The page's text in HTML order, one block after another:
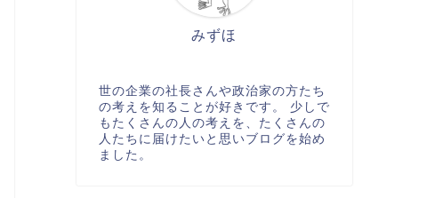
みずほ
世の企業の社長さんや政治家の方たち
の考えを知ることが好きです。 少しで
もたくさんの人の考えを、たくさんの
人たちに届けたいと思いブログを始め
ました。